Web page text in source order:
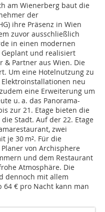
am Wienerberg baut die
der
ihre Präsenz in Wien
zuvor ausschließlich
in einen modernen
und realisiert
& Partner aus Wien. Die
Um eine Hotelnutzung zu
neu
eine Erweiterung um
u. a. das Panorama-
zur 21. Etage bieten die
Stadt. Auf der 22. Etage
zwei
je 30 m². Für die
von Archisphere
und dem Restaurant
Atmosphäre. Die
dennoch mit allem
64 € pro Nacht kann man